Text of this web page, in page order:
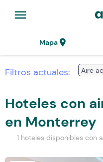
menu
Mapalocation_on
Filtros actuales: Aire
Hoteles con
en Monterrey
1 hoteles disponibles con